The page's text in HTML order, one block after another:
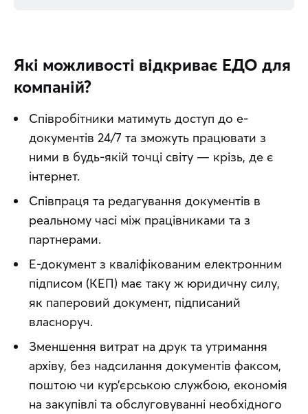
Які можливості відкриває ЕДО для
компаній?
Співробітники матимуть доступ до е-
документів 24/7 та зможуть працювати з
ними в будь-якій точці світу — крізь, де є
інтернет.
Співпраця та редагування документів в
реальному часі між працівниками та з
партнерами.
Е-документ з кваліфікованим електронним
підписом (КЕП) має таку ж юридичну силу,
як паперовий документ, підписаний
власноруч.
Зменшення витрат на друк та утримання
архіву, без надсилання документів факсом,
поштою чи кур’єрською службою, економія
на закупівлі та обслуговуванні необхідного